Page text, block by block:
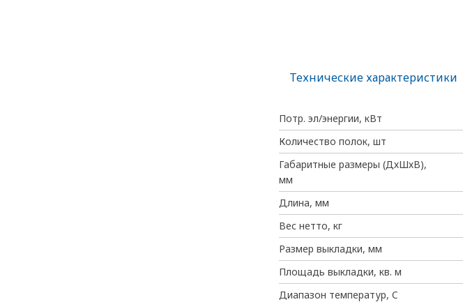
Технические характеристики
Потр. эл/энергии, кВт
Количество полок, шт
Габаритные размеры (ДхШхВ),
мм
Длина, мм
Вес нетто, кг
Размер выкладки, мм
Площадь выкладки, кв. м
Диапазон температур, C